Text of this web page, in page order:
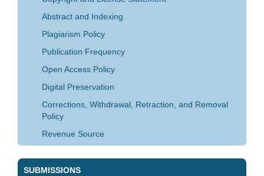
Abstract and Indexing
Plagiarism Policy
Publication Frequency
Open Access Policy
Digital Preservation
Corrections, Withdrawal, Retraction, and Removal
Policy
Revenue Source
SUBMISSIONS